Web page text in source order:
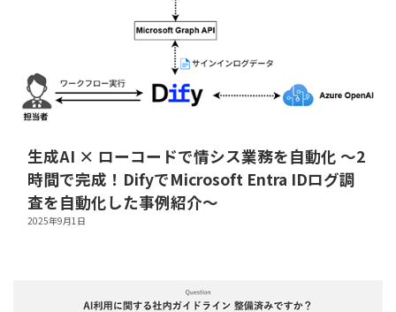
生成AI × ローコードで情シス業務を自動化 ～2
時間で完成！DifyでMicrosoft Entra IDログ調
査を自動化した事例紹介～
2025年9月1日